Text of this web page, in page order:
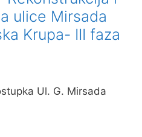
ulice Mirsada
Krupa- III faza
Ul. G. Mirsada